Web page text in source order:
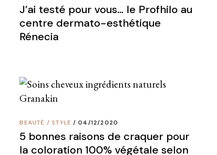
J’ai testé pour vous… le Profhilo au
centre dermato-esthétique
Rénecia
BEAUTÉ / STYLE 04/12/2020
5 bonnes raisons de craquer pour
la coloration 100% végétale selon